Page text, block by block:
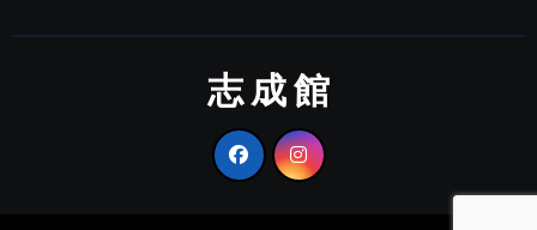
志 成 館